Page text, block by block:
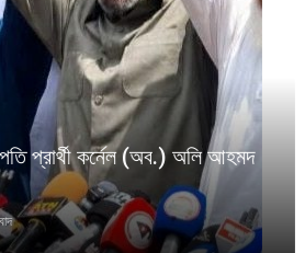
প্রার্থী কর্নেল (অব.) অলি আহমদ